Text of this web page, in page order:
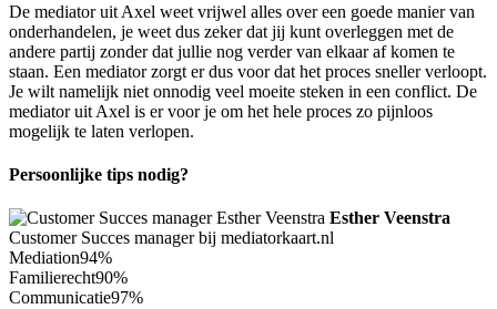
De mediator uit Axel weet vrijwel alles over een goede manier van
onderhandelen, je weet dus zeker dat jij kunt overleggen met de
andere partij zonder dat jullie nog verder van elkaar af komen te
staan. Een mediator zorgt er dus voor dat het proces sneller verloopt.
Je wilt namelijk niet onnodig veel moeite steken in een conflict. De
mediator uit Axel is er voor je om het hele proces zo pijnloos
mogelijk te laten verlopen.
Persoonlijke tips nodig?
Esther Veenstra
Customer Succes manager bij mediatorkaart.nl
Mediation94%
Familierecht90%
Communicatie97%